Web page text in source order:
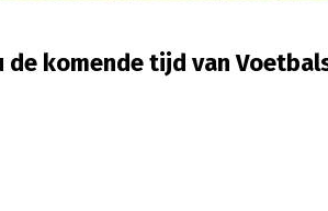
de komende tijd van